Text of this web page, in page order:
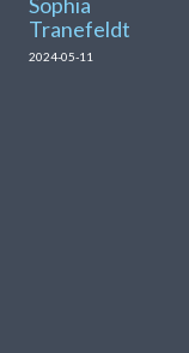
Tranefeldt
2024-05-11